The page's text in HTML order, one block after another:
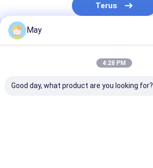
Sensor Gerak Pir
Sensor Fungsi Mati
Terus
Kategori Kami
May
4:28 PM
Good day, what product are you looking for?